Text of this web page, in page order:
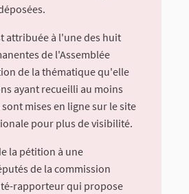
attribuée à l'une des huit
de l'Assemblée
de la thématique qu'elle
ayant recueilli au moins
mises en ligne sur le site
pour plus de visibilité.
la pétition à une
de la commission
rapporteur qui propose